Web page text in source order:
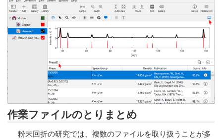
作業ファイルのとりまとめ
粉末回折の研究では、複数のファイルを取り扱うことが多